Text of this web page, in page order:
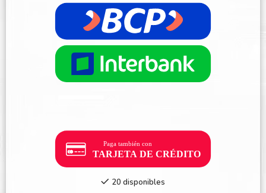
20 disponibles